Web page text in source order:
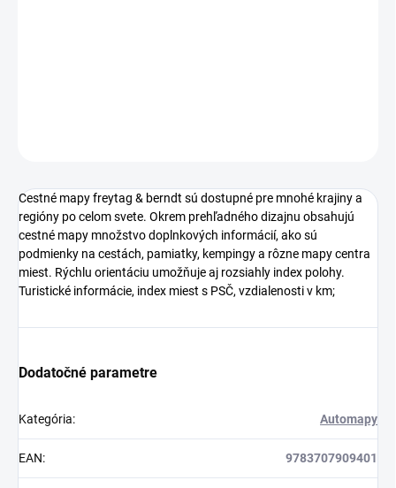
Cestné mapy freytag & berndt sú dostupné pre mnohé krajiny a
regióny po celom svete. Okrem prehľadného dizajnu obsahujú
cestné mapy množstvo doplnkových informácií, ako sú
podmienky na cestách, pamiatky, kempingy a rôzne mapy centra
miest. Rýchlu orientáciu umožňuje aj rozsiahly index polohy.
Turistické informácie, index miest s PSČ, vzdialenosti v km;
Dodatočné parametre
Kategória: Automapy
EAN: 9783707909401